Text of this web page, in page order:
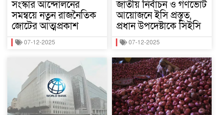
সংস্কার আন্দোলনের
সমন্বয়ে নতুন রাজনৈতিক
জোটের আত্মপ্রকাশ
07-12-2025
জাতীয় নির্বাচন ও গণভোট
আয়োজনে ইসি প্রস্তুত,
প্রধান উপদেষ্টাকে সিইসি
07-12-2025